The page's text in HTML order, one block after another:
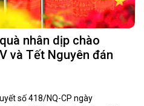
nhân dịp chào
và Tết Nguyên đán
số 418/NQ-CP ngày